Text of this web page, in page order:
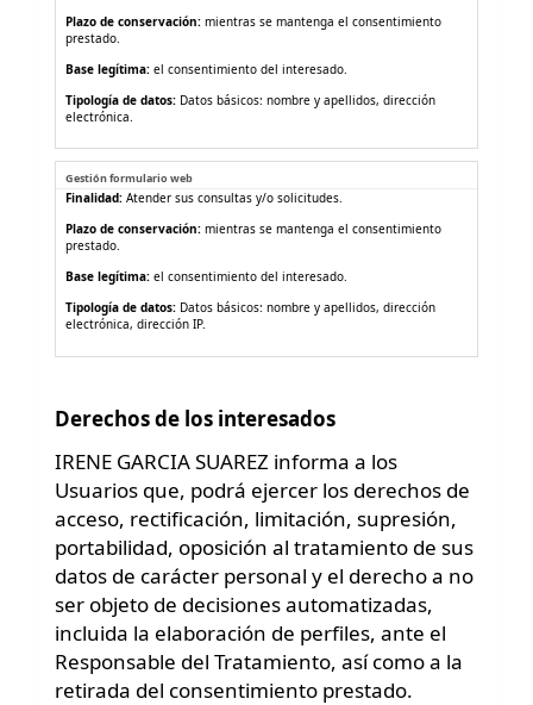
Plazo de conservación:mientras se mantenga el consentimiento
prestado.
Base legítima:el consentimiento del interesado.
Tipología de datos:Datos básicos: nombre y apellidos, dirección
electrónica.
Tratamiento de datos del formulario web
Gestión formulario web
Finalidad:Atender sus consultas y/o solicitudes.
Plazo de conservación:mientras se mantenga el consentimiento
prestado.
Base legítima:el consentimiento del interesado.
Tipología de datos:Datos básicos: nombre y apellidos, dirección
electrónica, dirección IP.
Derechos de los interesados
IRENE GARCIA SUAREZ informa a los
Usuarios que, podrá ejercer los derechos de
acceso, rectificación, limitación, supresión,
portabilidad, oposición al tratamiento de sus
datos de carácter personal y el derecho a no
ser objeto de decisiones automatizadas,
incluida la elaboración de perfiles, ante el
Responsable del Tratamiento, así como a la
retirada del consentimiento prestado.